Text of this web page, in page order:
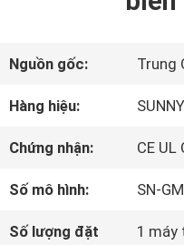
SẢN
PHẨM
VIDEO
Nguồn gốc: Trung
Hàng hiệu: SUNNY
Chứng nhận: CE
Số mô hình: SN-
Số lượng đặt
1 máy